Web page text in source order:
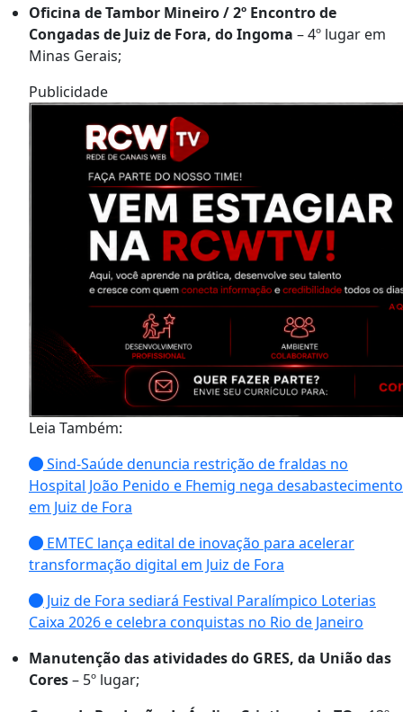
Oficina de Tambor Mineiro / 2º Encontro de
Congadas de Juiz de Fora, do Ingoma – 4º lugar em
Minas Gerais;
Publicidade
Leia Também:
Sind-Saúde denuncia restrição de fraldas no
Hospital João Penido e Fhemig nega desabastecimento
em Juiz de Fora
EMTEC lança edital de inovação para acelerar
transformação digital em Juiz de Fora
Juiz de Fora sediará Festival Paralímpico Loterias
Caixa 2026 e celebra conquistas no Rio de Janeiro
Manutenção das atividades do GRES, da União das
Cores– 5º lugar;